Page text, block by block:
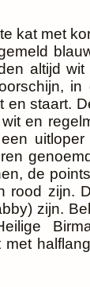
kat met
altijd wit
in
en staart.
en
uitloper
de
rood zijn.
zijn.
met